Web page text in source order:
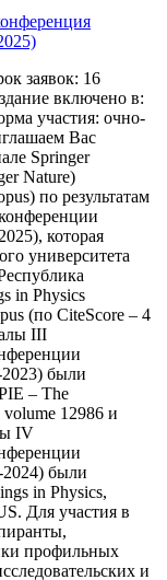
заявок: 16
включено в:
участия: очно-
Вас
Springer
Nature)
по результатам
которая
университета
in Physics
(по CiteScore – 4
III
были
– The
12986 и
IV
были
in Physics,
Для участия в
профильных
и